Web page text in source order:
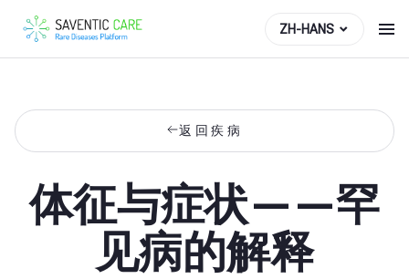
ZH-HANS
返回疾病
体征与症状——罕
见病的解释